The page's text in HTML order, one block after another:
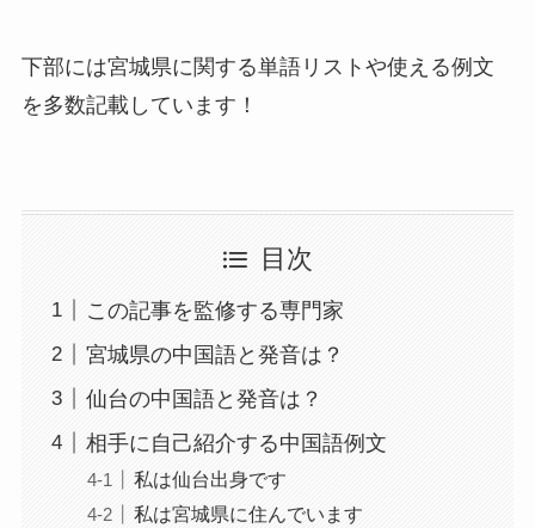
下部には宮城県に関する単語リストや使える例文
を多数記載しています！
目次
この記事を監修する専門家
宮城県の中国語と発音は？
仙台の中国語と発音は？
相手に自己紹介する中国語例文
私は仙台出身です
私は宮城県に住んでいます